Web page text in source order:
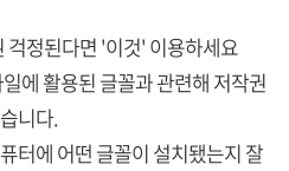
걱정된다면 '이것' 이용하세요
에 활용된 글꼴과 관련해 저작권
니다.
터에 어떤 글꼴이 설치됐는지 잘